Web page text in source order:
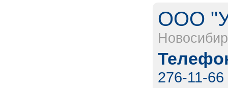
ООО
276-11-66